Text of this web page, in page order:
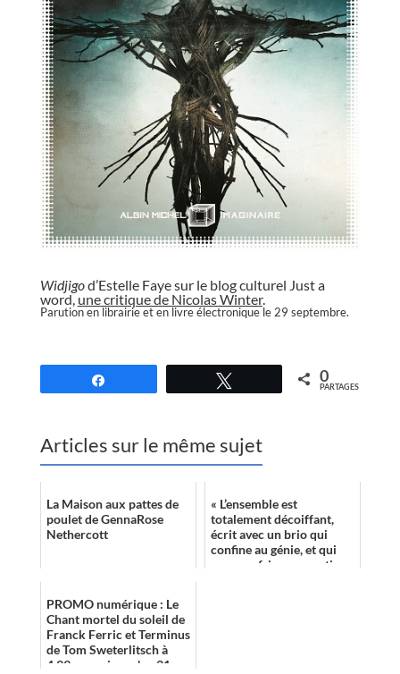
Widjigod’Estelle Faye sur le blog culturel Just a
word,une critique de Nicolas Winter.
Parution en librairie et en livre électronique le 29 septembre.
0
PARTAGES
Articles sur le même sujet
La Maison aux pattes de
poulet de GennaRose
Nethercott
« L’ensemble est
totalement décoiffant,
écrit avec un brio qui
confine au génie, et qui
procure frissons, vertiges
PROMO numérique : Le
Chant mortel du soleil de
Franck Ferric et Terminus
de Tom Sweterlitsch à
4,99 euros jusqu'au 31